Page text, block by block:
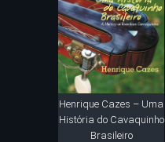
Henrique Cazes – Uma
História do Cavaquinho
Brasileiro